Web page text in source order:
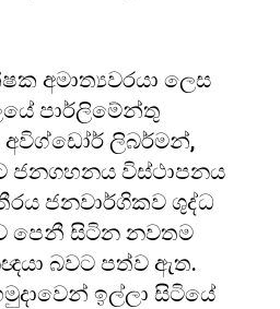
අමාත්‍යවරයා ලෙස
පාර්ලිමේන්තු
අවිග්ඩෝර් ලිබර්මන්,
ජනගහනය විස්ථාපනය
ජනවාර්ගිකව ශුද්ධ
පෙනී සිටින නවතම
බවට පත්ව ඇත.
ඉල්ලා සිටියේ